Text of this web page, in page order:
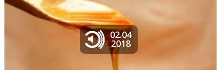
02.04
2018